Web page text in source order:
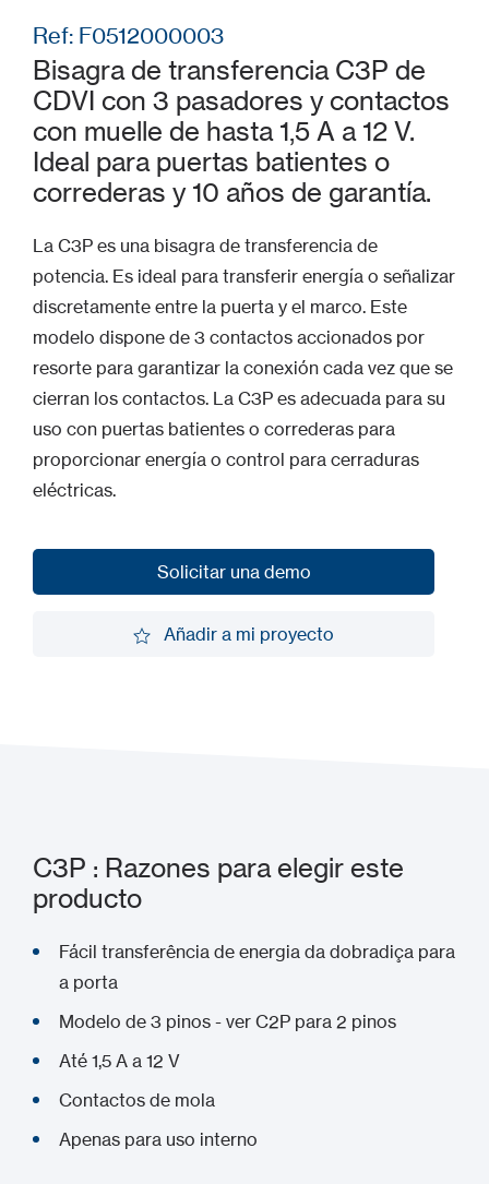
Ref: F0512000003
Bisagra de transferencia C3P de
CDVI con 3 pasadores y contactos
con muelle de hasta 1,5 A a 12 V.
Ideal para puertas batientes o
correderas y 10 años de garantía.
La C3P es una bisagra de transferencia de
potencia. Es ideal para transferir energía o señalizar
discretamente entre la puerta y el marco. Este
modelo dispone de 3 contactos accionados por
resorte para garantizar la conexión cada vez que se
cierran los contactos. La C3P es adecuada para su
uso con puertas batientes o correderas para
proporcionar energía o control para cerraduras
eléctricas.
Solicitar una demo
Añadir a mi proyecto
C3P : Razones para elegir este
producto
Fácil transferência de energia da dobradiça para
a porta
Modelo de 3 pinos - ver C2P para 2 pinos
Até 1,5 A a 12 V
Contactos de mola
Apenas para uso interno